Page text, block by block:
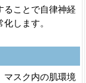
ることで自律神経
します。
マスク内の肌環境